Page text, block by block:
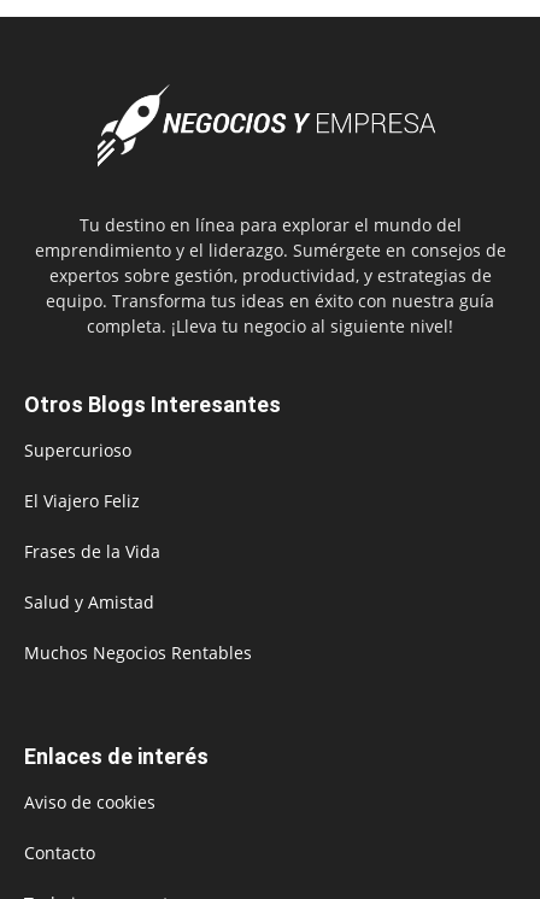
Tu destino en línea para explorar el mundo del
emprendimiento y el liderazgo. Sumérgete en consejos de
expertos sobre gestión, productividad, y estrategias de
equipo. Transforma tus ideas en éxito con nuestra guía
completa. ¡Lleva tu negocio al siguiente nivel!
Otros Blogs Interesantes
Supercurioso
El Viajero Feliz
Frases de la Vida
Salud y Amistad
Muchos Negocios Rentables
Enlaces de interés
Aviso de cookies
Contacto